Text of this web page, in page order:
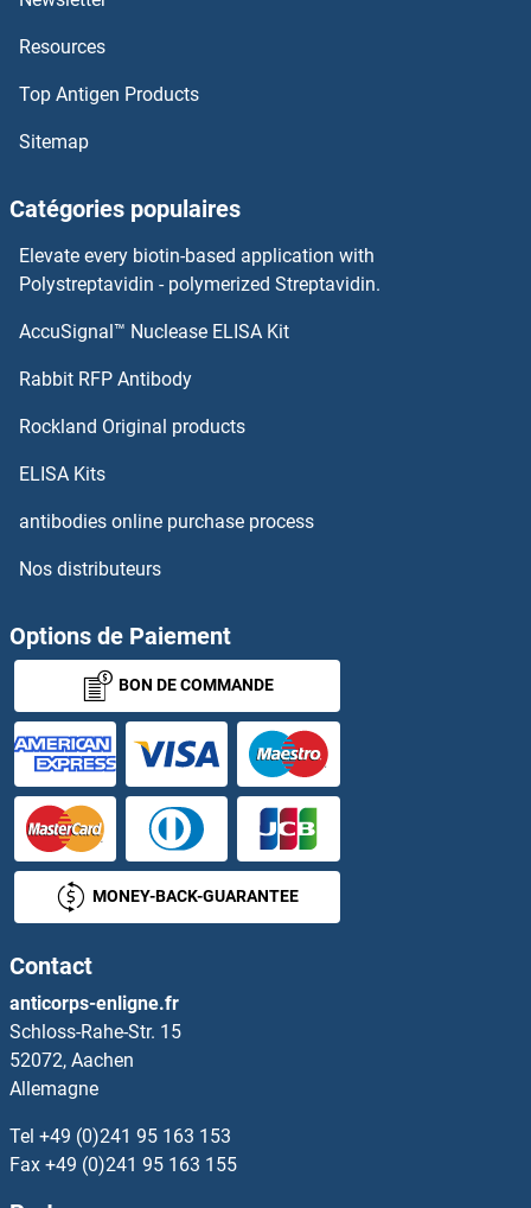
PSMB2 Anticorps
PSMB10 Anticorps
PSMA8 Anticorps
PSMA5 Anticorps
PSMA4 Anticorps
PSMD10 Anticorps
PSMD12 Anticorps
PSMD13 Anticorps
PSMD14 Anticorps
PSMD2 Anticorps
PSMD3 Anticorps
PSMD4/ASF Anticorps
PSMD5 Anticorps
PSMD6 Anticorps
PSMD7 Anticorps
PSMD8 Anticorps
PSMD9 Anticorps
PSME1 Anticorps
Resources
Top Antigen Products
Sitemap
Catégories populaires
Elevate every biotin-based application with
Polystreptavidin - polymerized Streptavidin.
AccuSignal™ Nuclease ELISA Kit
Rabbit RFP Antibody
Rockland Original products
ELISA Kits
antibodies online purchase process
Nos distributeurs
Options de Paiement
BON DE COMMANDE
MONEY-BACK-GUARANTEE
Contact
anticorps-enligne.fr
Schloss-Rahe-Str. 15
52072, Aachen
Allemagne
Tel +49 (0)241 95 163 153
Fax +49 (0)241 95 163 155